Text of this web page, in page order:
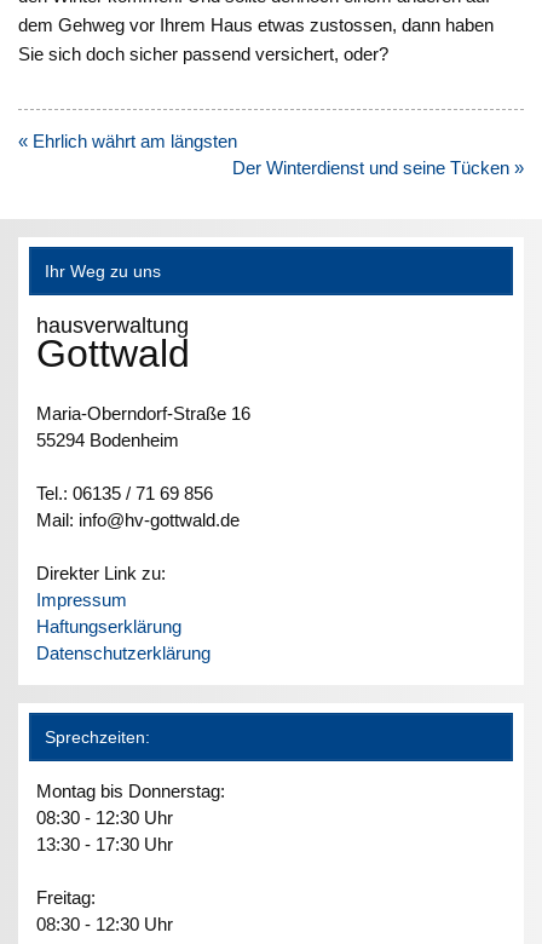
dem Gehweg vor Ihrem Haus etwas zustossen, dann haben
Sie sich doch sicher passend versichert, oder?
Beitragsnavigation
« Ehrlich währt am längsten
Der Winterdienst und seine Tücken »
Ihr Weg zu uns
hausverwaltung
Gottwald
Maria-Oberndorf-Straße 16
55294 Bodenheim
Tel.: 06135 / 71 69 856
Mail: info@hv-gottwald.de
Direkter Link zu:
Impressum
Haftungserklärung
Datenschutzerklärung
Sprechzeiten:
Montag bis Donnerstag:
08:30 - 12:30 Uhr
13:30 - 17:30 Uhr
Freitag:
08:30 - 12:30 Uhr